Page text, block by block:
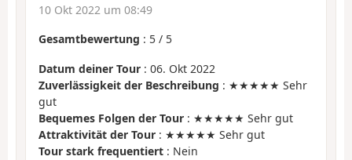
10 Okt 2022 um 08:49
Gesamtbewertung : 5 / 5
Datum deiner Tour : 06. Okt 2022
Zuverlässigkeit der Beschreibung : ★★★★★ Sehr
gut
Bequemes Folgen der Tour : ★★★★★ Sehr gut
Attraktivität der Tour : ★★★★★ Sehr gut
Tour stark frequentiert : Nein